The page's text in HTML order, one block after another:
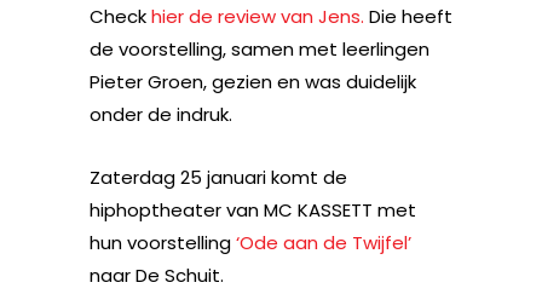
Checkhier de review van Jens. Die heeft
de voorstelling, samen met leerlingen
Pieter Groen, gezien en was duidelijk
onder de indruk.
Zaterdag 25 januari komt de
hiphoptheater van MC KASSETT met
hun voorstelling‘Ode aan de Twijfel’
naar De Schuit.